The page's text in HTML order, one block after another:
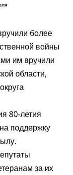
более
войны
им вручили
области,
80-летия
поддержку
за их